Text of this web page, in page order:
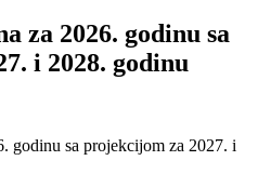
za 2026. godinu sa
i 2028. godinu